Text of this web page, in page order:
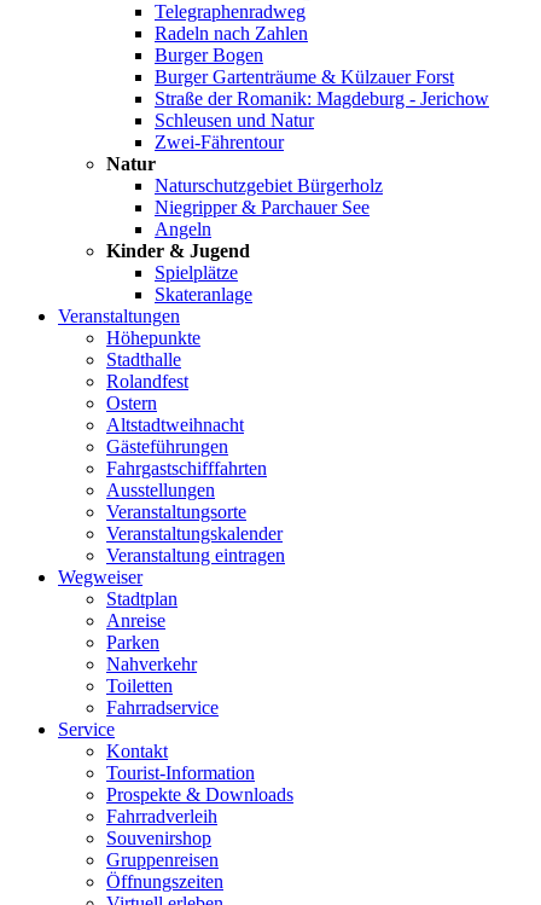
Telegraphenradweg
Radeln nach Zahlen
Burger Bogen
Burger Gartenträume & Külzauer Forst
Straße der Romanik: Magdeburg - Jerichow
Schleusen und Natur
Zwei-Fährentour
Natur
Naturschutzgebiet Bürgerholz
Niegripper & Parchauer See
Angeln
Kinder & Jugend
Spielplätze
Skateranlage
Veranstaltungen
Höhepunkte
Stadthalle
Rolandfest
Ostern
Altstadtweihnacht
Gästeführungen
Fahrgastschifffahrten
Ausstellungen
Veranstaltungsorte
Veranstaltungskalender
Veranstaltung eintragen
Wegweiser
Stadtplan
Anreise
Parken
Nahverkehr
Toiletten
Fahrradservice
Service
Kontakt
Tourist-Information
Prospekte & Downloads
Fahrradverleih
Souvenirshop
Gruppenreisen
Öffnungszeiten